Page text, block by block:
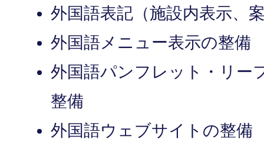
外国語表記（施設内表示、
外国語メニュー表示の整備
外国語パンフレット・リー
整備
外国語ウェブサイトの整備